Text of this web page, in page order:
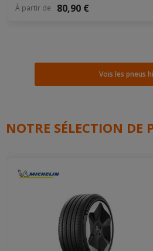
À partir de 80,90 €
Vois les pneus
NOTRE SÉLECTION DE